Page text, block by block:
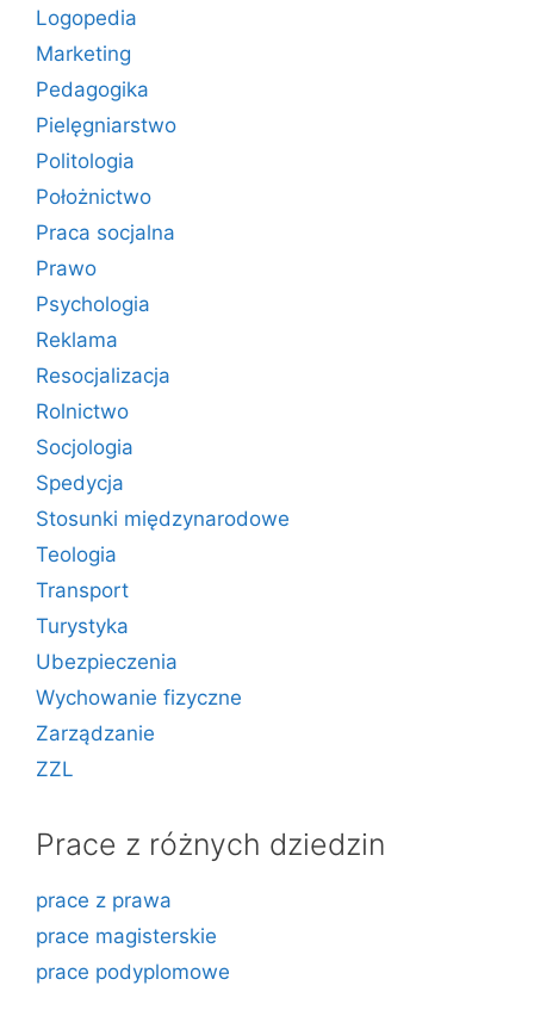
Logopedia
Marketing
Pedagogika
Pielęgniarstwo
Politologia
Położnictwo
Praca socjalna
Prawo
Psychologia
Reklama
Resocjalizacja
Rolnictwo
Socjologia
Spedycja
Stosunki międzynarodowe
Teologia
Transport
Turystyka
Ubezpieczenia
Wychowanie fizyczne
Zarządzanie
ZZL
Prace z różnych dziedzin
prace z prawa
prace magisterskie
prace podyplomowe